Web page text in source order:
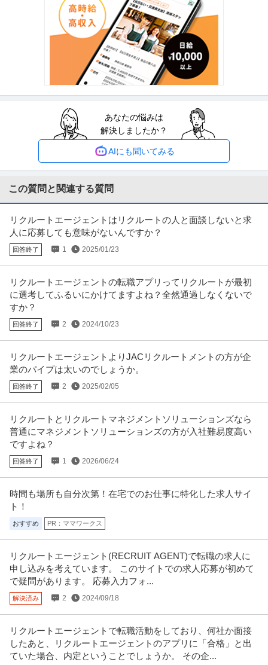
法務・コンプライアンス ／ 「測量士・測量士補・測量助手」最新
ドローン・3Dレーザースキャナーを駆使する先進的測量技術者／
創業90年の強固なグループ基盤／京都・丸太町駅徒歩1分／完全週
ひかり司法書士法人
高収入 完全週休2日制
年収800万円〜1,000万円
【職種】管理＞法務・コンプライアンス 【業種】士業＞その他 ※会員属性な
どに応じ、当該求人をビズリ …続きを見る
中野／現場品質検査（アパート）シニア活躍中／残業10h程度／
土日祝／”ホワイト企業”認定企業
株式会社レオパレス21
昇給あり
年収579万円〜1,002万円
残業10h程度｜土日祝｜”…続きを見る
経理（財務会計） ／ 経理／土日祝休み／服装自由／賞与4か月分
／平均年齢30代／残業月10時間
株式会社林電子
正社員 交通費支給 昇給あり 在宅ワーク
年収300万円〜500万円
【職種】管理＞経理（財務会計） 【業種】IT・インターネット＞ソフトウエ
ア ※会員属性などに応じ、
…続きを見る
総務 ／ 総務人事 土日祝休み／残業ほぼなし
株式会社ダイケンホールディングス
正社員 土日休み U・IターンOK 職場内禁煙
【職種】管理＞総務 【業種】不動産＞不動産管理 ※会員属性などに応じ、当
該求人をビズリーチ上で閲覧
社会福祉士 資格必須／医療ソーシャルワーカー／土日祝休み／M
SW／病院
医療法人社団真清の会/南多摩クリニック
正社員 交通費支給
月給20万円〜30万円
＜土曜日・日曜日・祝日休み＞整形外科・内科・訪問診療クリニックにて訪
問診療相談員のお仕事です＠町田
…続きを見る
個人営業 ／ 「営業」土日祝休み／業界屈指のインセンティブ／残
業月10h
株式会社ヴェリタス・インベストメント
新着 正社員 土日休み 年間休日100日以上 産休・育休実績あり
年収800万円
【職種】営業＞個人営業 【業種】不動産＞デベロッパー ※会員属性などに応
じ、当該求人をビズリーチ上…続きを見る
法人営業 ／ 「東京／名鉄グループ」国際物流の法人営業 40代・5
0代活躍中！／残業20h程度／土日祝休み
名鉄ワールドトランスポート株式会社
新着 正社員 昇給あり ミドル活躍中 土日休み
あなたの悩みは
解決しましたか？
AIにも聞いてみる
この質問と関連する質問
リクルートエージェントはリクルートの人と面談しないと求
人に応募しても意味がないんですか？
回答終了 1 2025/01/23
リクルートエージェントの転職アプリってリクルートが最初
に選考してふるいにかけてますよね？全然通過しなくないで
すか？
回答終了 2 2024/10/23
リクルートエージェントよりJACリクルートメントの方が企
業のパイプは太いのでしょうか。
回答終了 2 2025/02/05
リクルートとリクルートマネジメントソリューションズなら
普通にマネジメントソリューションズの方が入社難易度高い
ですよね？
回答終了 1 2026/06/24
時間も場所も自分次第！在宅でのお仕事に特化した求人サイ
ト！
おすすめ PR：ママワークス
リクルートエージェント(RECRUIT AGENT)で転職の求人に
申し込みを考えています。 このサイトでの求人応募が初めて
で疑問があります。 応募入力フォ...
解決済み 2 2024/09/18
リクルートエージェントで転職活動をしており、何社か面接
したあと、リクルートエージェントのアプリに「合格」と出
ていた場合、内定ということでしょうか。 その企...